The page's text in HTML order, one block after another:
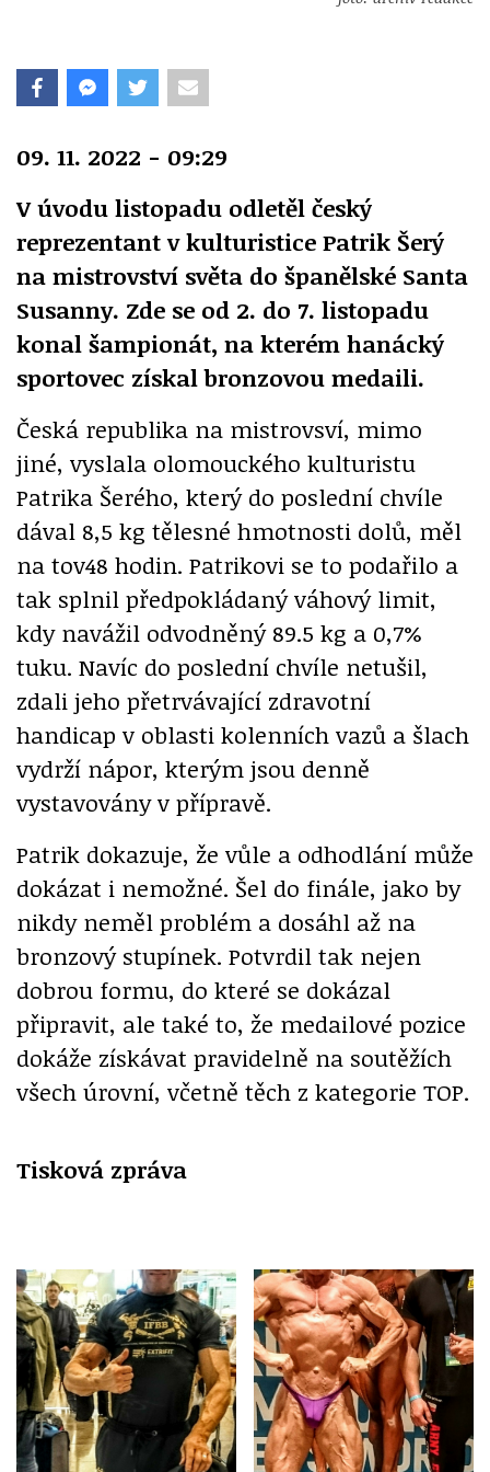
09. 11. 2022 - 09:29
V úvodu listopadu odletěl český
reprezentant v kulturistice Patrik Šerý
na mistrovství světa do španělské Santa
Susanny. Zde se od 2. do 7. listopadu
konal šampionát, na kterém hanácký
sportovec získal bronzovou medaili.
Česká republika na mistrovsví, mimo
jiné, vyslala olomouckého kulturistu
Patrika Šerého, který do poslední chvíle
dával 8,5 kg tělesné hmotnosti dolů, měl
na tov48 hodin. Patrikovi se to podařilo a
tak splnil předpokládaný váhový limit,
kdy navážil odvodněný 89.5 kg a 0,7%
tuku. Navíc do poslední chvíle netušil,
zdali jeho přetrvávající zdravotní
handicap v oblasti kolenních vazů a šlach
vydrží nápor, kterým jsou denně
vystavovány v přípravě.
Patrik dokazuje, že vůle a odhodlání může
dokázat i nemožné. Šel do finále, jako by
nikdy neměl problém a dosáhl až na
bronzový stupínek. Potvrdil tak nejen
dobrou formu, do které se dokázal
připravit, ale také to, že medailové pozice
dokáže získávat pravidelně na soutěžích
všech úrovní, včetně těch z kategorie TOP.
Tisková zpráva